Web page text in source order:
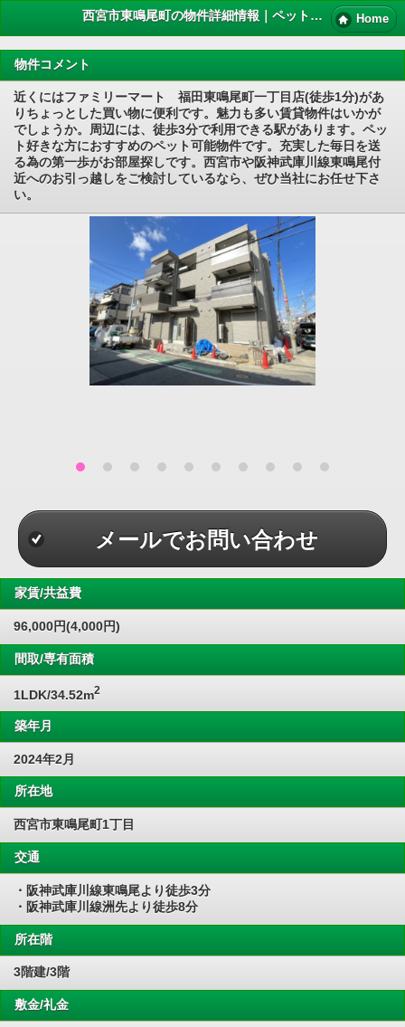
西宮市東鳴尾町の物件詳細情報｜ペット 賃貸 Home
物件コメント
近くにはファミリーマート 福田東鳴尾町一丁目店(徒歩1分)があ
りちょっとした買い物に便利です。魅力も多い賃貸物件はいかが
でしょうか。周辺には、徒歩3分で利用できる駅があります。ペッ
ト好きな方におすすめのペット可能物件です。充実した毎日を送
る為の第一歩がお部屋探しです。西宮市や阪神武庫川線東鳴尾付
近へのお引っ越しをご検討しているなら、ぜひ当社にお任せ下さ
い。
メールでお問い合わせ
家賃/共益費
96,000円(4,000円)
間取/専有面積
1LDK/34.52m2
築年月
2024年2月
所在地
西宮市東鳴尾町1丁目
交通
・阪神武庫川線東鳴尾より徒歩3分
・阪神武庫川線洲先より徒歩8分
所在階
3階建/3階
敷金/礼金